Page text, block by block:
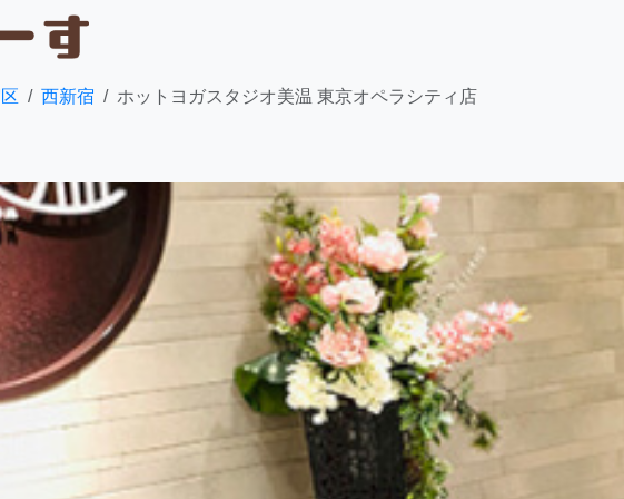
西新宿
ホットヨガスタジオ美温 東京オペラシティ店